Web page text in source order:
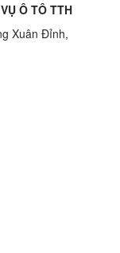
Ô TÔ TTH
Xuân Đỉnh,